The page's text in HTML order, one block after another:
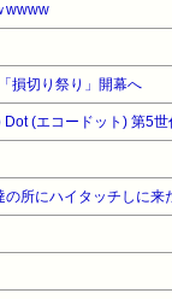
wwww
損切り祭り」開幕へ